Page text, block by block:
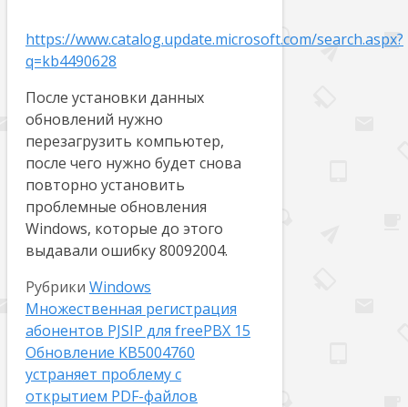
https://www.catalog.update.microsoft.com/search.aspx?
q=kb4490628
После установки данных
обновлений нужно
перезагрузить компьютер,
после чего нужно будет снова
повторно установить
проблемные обновления
Windows, которые до этого
выдавали ошибку 80092004.
Рубрики Windows
Множественная регистрация
абонентов PJSIP для freePBX 15
Обновление KB5004760
устраняет проблему с
открытием PDF-файлов